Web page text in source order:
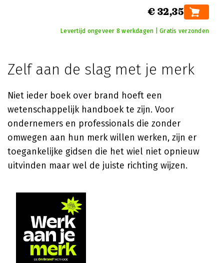
€ 32,35
Levertijd ongeveer 8 werkdagen | Gratis verzonden
Zelf aan de slag met je merk
Niet ieder boek over brand hoeft een
wetenschappelijk handboek te zijn. Voor
ondernemers en professionals die zonder
omwegen aan hun merk willen werken, zijn er
toegankelijke gidsen die het wiel niet opnieuw
uitvinden maar wel de juiste richting wijzen.